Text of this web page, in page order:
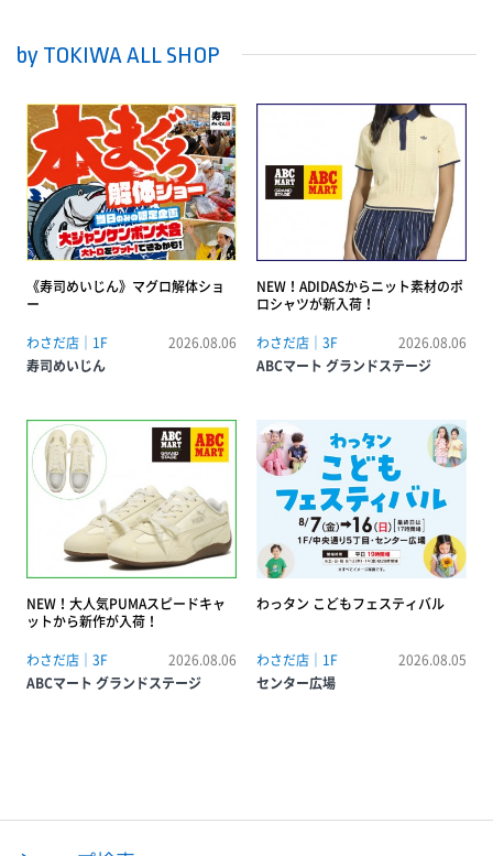
by TOKIWA ALL SHOP
《寿司めいじん》マグロ解体ショ
ー
わさだ店｜1F
2026.08.06
寿司めいじん
NEW！ADIDASからニット素材のポ
ロシャツが新入荷！
わさだ店｜3F
2026.08.06
ABCマート グランドステージ
NEW！大人気PUMAスピードキャ
ットから新作が入荷！
わさだ店｜3F
2026.08.06
ABCマート グランドステージ
わっタン こどもフェスティバル
わさだ店｜1F
2026.08.05
センター広場